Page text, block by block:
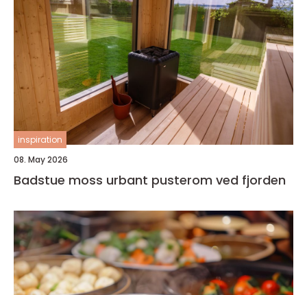
inspiration
08. May 2026
Badstue moss urbant pusterom ved fjorden